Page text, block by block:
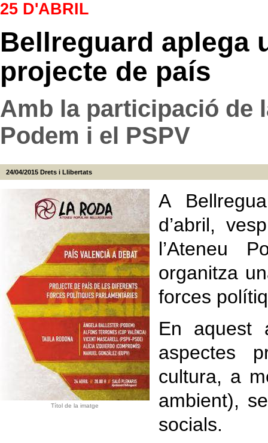
25 D'ABRIL
Bellreguard aplega
projecte de país
Amb la participació de
Podem i el PSPV
24/04/2015 Drets i Llibertats
Títol de la imatge
A
d’abril,
l’Ateneu
organitza
forces
En aquest
aspectes
cultura, a
ambient),
socials.